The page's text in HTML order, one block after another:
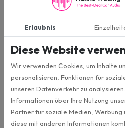
ob Sie klassische, Rock-, Pop- oder
der Einbau eines Subwoofers
indem er dem Klang Tiefe und
Ratschläge zur
Untersitz-
Bei der Auswahl eines aktiven
einige wichtige Aspekte zu
Sie die bestmögliche Wahl für Ihre
Fahrzeug treffen. Berücksichtigen Sie
Erlaubnis
Diese Website
Wir verwenden Cookies, um Inhalte
personalisieren, Funktionen für
unseren Datenverkehr zu
Informationen über Ihre Nutzung
Partner für soziale Medien, Werbung
diese mit anderen Informationen